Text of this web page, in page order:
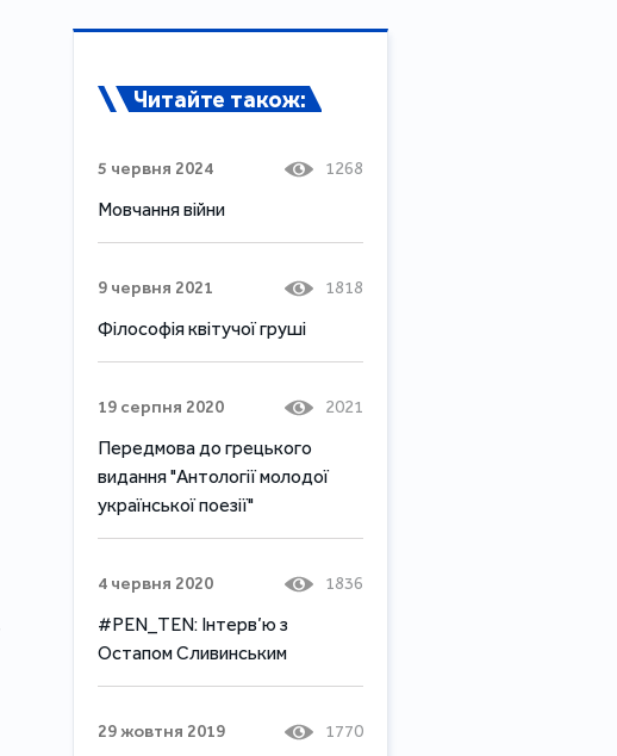
Читайте також:
5 червня 2024 1268
Мовчання війни
9 червня 2021 1818
Філософія квітучої груші
19 серпня 2020 2021
Передмова до грецького
видання "Антології молодої
української поезії"
4 червня 2020 1836
#PEN_TEN: Інтерв’ю з
Остапом Сливинським
29 жовтня 2019 1770